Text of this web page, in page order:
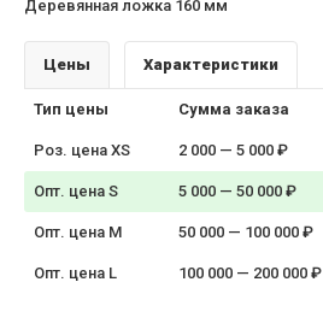
Деревянная ложка 160 мм
Цены Характеристики
Тип цены Сумма заказа
Роз. цена XS 2 000 — 5 000 ₽
Опт. цена S 5 000 — 50 000 ₽
Опт. цена M 50 000 — 100 000 ₽
Опт. цена L 100 000 — 200 000 ₽